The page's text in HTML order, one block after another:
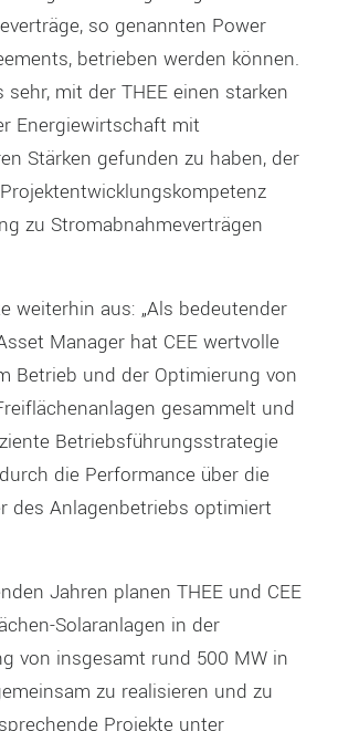
so genannten Power
betrieben werden können.
mit der THEE einen starken
Energiewirtschaft mit
Stärken gefunden zu haben, der
zu Stromabnahmeverträgen
weiterhin aus: „Als bedeutender
Manager hat CEE wertvolle
Betrieb und der Optimierung von
gesammelt und
Betriebsführungsstrategie
die Performance über die
des Anlagenbetriebs optimiert
Jahren planen THEE und CEE
Solaranlagen in der
von insgesamt rund 500 MW in
zu realisieren und zu
Projekte unter